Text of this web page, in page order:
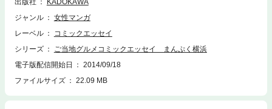
出版社
KADOKAWA
ジャンル
女性マンガ
レーベル
コミックエッセイ
シリーズ
ご当地グルメコミックエッセイ まんぷく横浜
電子版配信開始日
2014/09/18
ファイルサイズ
22.09 MB